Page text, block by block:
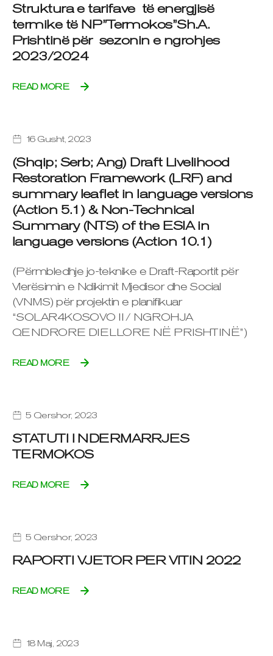
Struktura e tarifave të energjisë
termike të NP”Termokos”Sh.A.
Prishtinë për sezonin e ngrohjes
2023/2024
READ MORE
16 Gusht, 2023
(Shqip; Serb; Ang) Draft Livelihood
Restoration Framework (LRF) and
summary leaflet in language versions
(Action 5.1) & Non-Technical
Summary (NTS) of the ESIA in
language versions (Action 10.1)
(Përmbledhje jo-teknike e Draft-Raportit për
Vlerësimin e Ndikimit Mjedisor dhe Social
(VNMS) për projektin e planifikuar
“SOLAR4KOSOVO II / NGROHJA
QENDRORE DIELLORE NË PRISHTINË”)
READ MORE
5 Qershor, 2023
STATUTI I NDERMARRJES
TERMOKOS
READ MORE
5 Qershor, 2023
RAPORTI VJETOR PER VITIN 2022
READ MORE
18 Maj, 2023